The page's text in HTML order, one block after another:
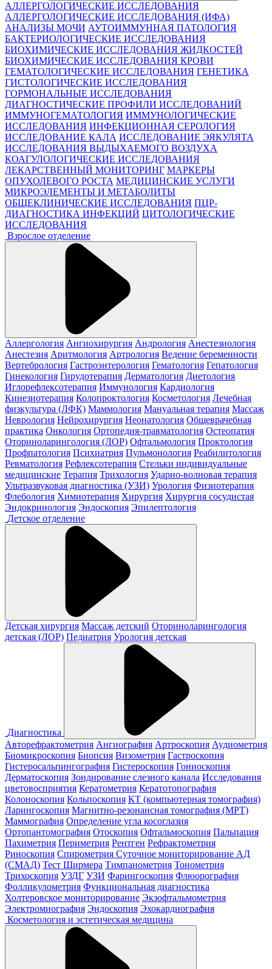
АЛЛЕРГОЛОГИЧЕСКИЕ ИССЛЕДОВАНИЯ
АЛЛЕРГОЛОГИЧЕСКИЕ ИССЛЕДОВАНИЯ (ИФА)
АНАЛИЗЫ МОЧИ АУТОИММУННАЯ ПАТОЛОГИЯ
БАКТЕРИОЛОГИЧЕСКИЕ ИССЛЕДОВАНИЯ
БИОХИМИЧЕСКИЕ ИССЛЕДОВАНИЯ ЖИДКОСТЕЙ
БИОХИМИЧЕСКИЕ ИССЛЕДОВАНИЯ КРОВИ
ГЕМАТОЛОГИЧЕСКИЕ ИССЛЕДОВАНИЯ ГЕНЕТИКА
ГИСТОЛОГИЧЕСКИЕ ИССЛЕДОВАНИЯ
ГОРМОНАЛЬНЫЕ ИССЛЕДОВАНИЯ
ДИАГНОСТИЧЕСКИЕ ПРОФИЛИ ИССЛЕДОВАНИЙ
ИММУНОГЕМАТОЛОГИЯ ИММУНОЛОГИЧЕСКИЕ
ИССЛЕДОВАНИЯ ИНФЕКЦИОННАЯ СЕРОЛОГИЯ
ИССЛЕДОВАНИЕ КАЛА ИССЛЕДОВАНИЕ ЭЯКУЛЯТА
ИССЛЕДОВАНИЯ ВЫДЫХАЕМОГО ВОЗДУХА
КОАГУЛОЛОГИЧЕСКИЕ ИССЛЕДОВАНИЯ
ЛЕКАРСТВЕННЫЙ МОНИТОРИНГ МАРКЕРЫ
ОПУХОЛЕВОГО РОСТА МЕДИЦИНСКИЕ УСЛУГИ
МИКРОЭЛЕМЕНТЫ И МЕТАБОЛИТЫ
ОБЩЕКЛИНИЧЕСКИЕ ИССЛЕДОВАНИЯ ПЦР-
ДИАГНОСТИКА ИНФЕКЦИЙ ЦИТОЛОГИЧЕСКИЕ
ИССЛЕДОВАНИЯ
Взрослое отделение
Аллергология Ангиохирургия Андрология Анестезиология
Анестезия Аритмология Артрология Ведение беременности
Вертебрология Гастроэнтерология Гематология Гепатология
Гинекология Гирудотерапия Дерматология Диетология
Иглорефлексотерапия Иммунология Кардиология
Кинезиотерапия Колопроктология Косметология Лечебная
физкультура (ЛФК) Маммология Мануальная терапия Массаж
Неврология Нейрохирургия Неонатология Общеврачебная
практика Онкология Ортопедия-травматология Остеопатия
Оториноларингология (ЛОР) Офтальмология Проктология
Профпатология Психиатрия Пульмонология Реабилитология
Ревматология Рефлексотерапия Стельки индивидуальные
медицинские Терапия Трихология Ударно-волновая терапия
Ультразвуковая диагностика (УЗИ) Урология Физиотерапия
Флебология Химиотерапия Хирургия Хирургия сосудистая
Эндокринология Эндоскопия Эпилептология
Детское отделение
Детская хирургия Массаж детский Оториноларингология
детская (ЛОР) Педиатрия Урология детская
Диагностика
Авторефрактометрия Ангиография Артроскопия Аудиометрия
Биомикроскопия Биопсия Визометрия Гастроскопия
Гистеросальпингография Гистероскопия Гониоскопия
Дерматоскопия Зондирование слезного канала Исследования
цветовосприятия Кератометрия Кератотопография
Колоноскопия Кольпоскопия КТ (компьютерная томография)
Ларингоскопия Магнитно-резонансная томография (МРТ)
Маммография Определение угла косоглазия
Ортопантомография Отоскопия Офтальмоскопия Пальпация
Пахиметрия Периметрия Рентген Рефрактометрия
Риноскопия Спирометрия Суточное мониторирование АД
(СМАД) Тест Ширмера Тимпанометрия Тонометрия
Трихоскопия УЗДГ УЗИ Фарингоскопия Флюорография
Фолликулометрия Функциональная диагностика
Холтеровское мониторирование Экзофтальмометрия
Электромиография Эндоскопия Эхокардиография
Косметология и эстетическая медицина